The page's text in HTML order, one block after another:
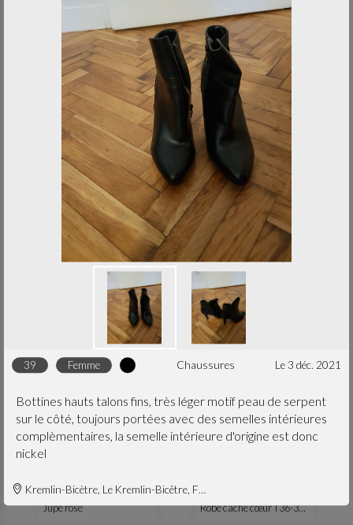
39 femme chaussures le 3 déc. 2021
Bottines hauts talons fins, très léger motif peau de serpent
sur le côté, toujours portées avec des semelles intérieures
complèmentaires, la semelle intérieure d'origine est donc
nickel
Kremlin-Bicètre, Le Kremlin-Bicêtre, France
professionnel
Tablier noir Freixenet
le 30 avr. 2023
femme
le 30 avr. 2023
Petite robe noire
le 30 avr. 2023 pantalon
Jupe rose Robe cache cœur T36-38 colorée